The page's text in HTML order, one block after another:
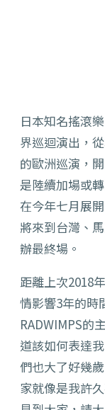
日本知名搖滾
界巡迴演出，
的歐洲巡演，
是陸續加場或
在今年七月展
將來到台灣、
辦最終場。
距離上次2018
情影響3年的時
RADWIMPS的
道該如何表達
們也大了好幾
家就像是我許